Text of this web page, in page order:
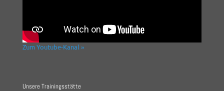
Zum Youtube-Kanal »
Unsere Trainingsstätte